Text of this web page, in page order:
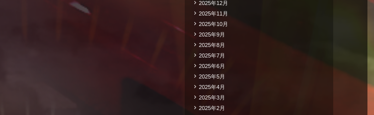
2025年12月
2025年11月
2025年10月
2025年9月
2025年8月
2025年7月
2025年6月
2025年5月
2025年4月
2025年3月
2025年2月